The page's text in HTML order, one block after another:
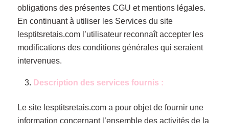
obligations des présentes CGU et mentions légales.
En continuant à utiliser les Services du site
lesptitsretais.com l’utilisateur reconnaît accepter les
modifications des conditions générales qui seraient
intervenues.
Description des services fournis :
Le site lesptitsretais.com a pour objet de fournir une
information concernant l’ensemble des activités de la